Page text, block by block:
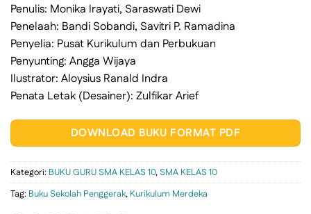
Penulis: Monika Irayati, Saraswati Dewi
Penelaah: Bandi Sobandi, Savitri P. Ramadina
Penyelia: Pusat Kurikulum dan Perbukuan
Penyunting: Angga Wijaya
Ilustrator: Aloysius Ranald Indra
Penata Letak (Desainer): Zulfikar Arief
DOWNLOAD BUKU FORMAT PDF
Kategori: BUKU GURU SMA KELAS 10,SMA KELAS 10
Tag: Buku Sekolah Penggerak, Kurikulum Merdeka